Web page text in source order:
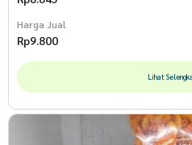
Harga Jual
Rp9.800
Lihat